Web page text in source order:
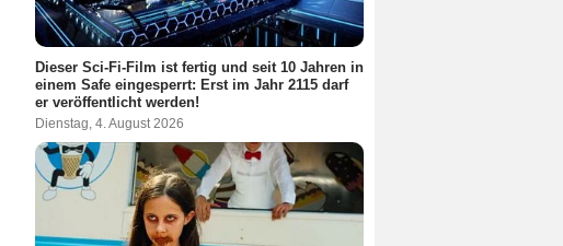
Dieser Sci-Fi-Film ist fertig und seit 10 Jahren in
einem Safe eingesperrt: Erst im Jahr 2115 darf
er veröffentlicht werden!
Dienstag, 4. August 2026